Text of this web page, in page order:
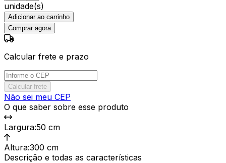
unidade(s)
Adicionar ao carrinho
Comprar agora
Calcular frete e prazo
Calcular frete
Não sei meu CEP
O que saber sobre esse produto
Largura:50 cm
Altura:300 cm
Descrição e todas as características